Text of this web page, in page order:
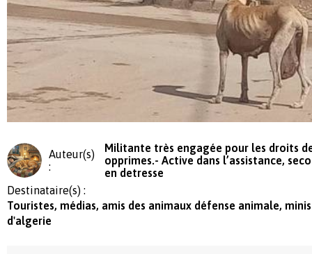
Auteur(s)
:
Militante très engagée pour les droits
opprimes.- Active dans l’assistance,
en detresse
Destinataire(s) :
Touristes, médias, amis des animaux défense animale,
d'algerie